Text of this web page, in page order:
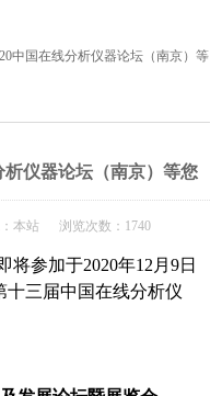
中国在线分析仪器论坛（南京）等
仪器论坛（南京）等您
本站 浏览次数：1740
参加于2020年12月9日
十三届中国在线分析仪